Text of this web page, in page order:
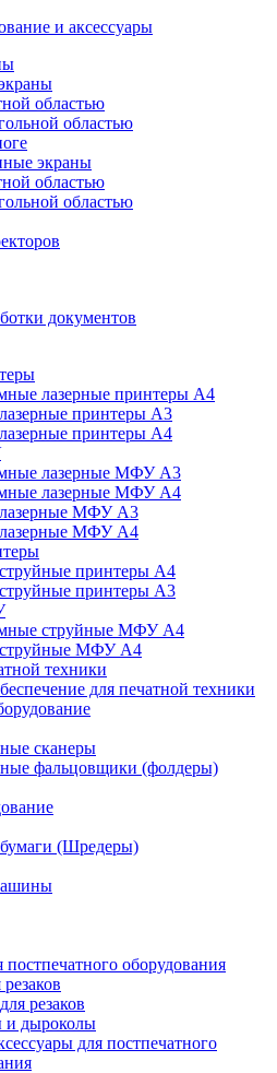
и аксессуары
областью
областью
экраны
областью
областью
документов
лазерные принтеры А4
принтеры А3
принтеры А4
лазерные МФУ А3
лазерные МФУ А4
МФУ А3
МФУ А4
принтеры А4
принтеры А3
струйные МФУ А4
МФУ А4
техники
для печатной техники
сканеры
фальцовщики (фолдеры)
(Шредеры)
постпечатного оборудования
резаков
и дыроколы
для постпечатного